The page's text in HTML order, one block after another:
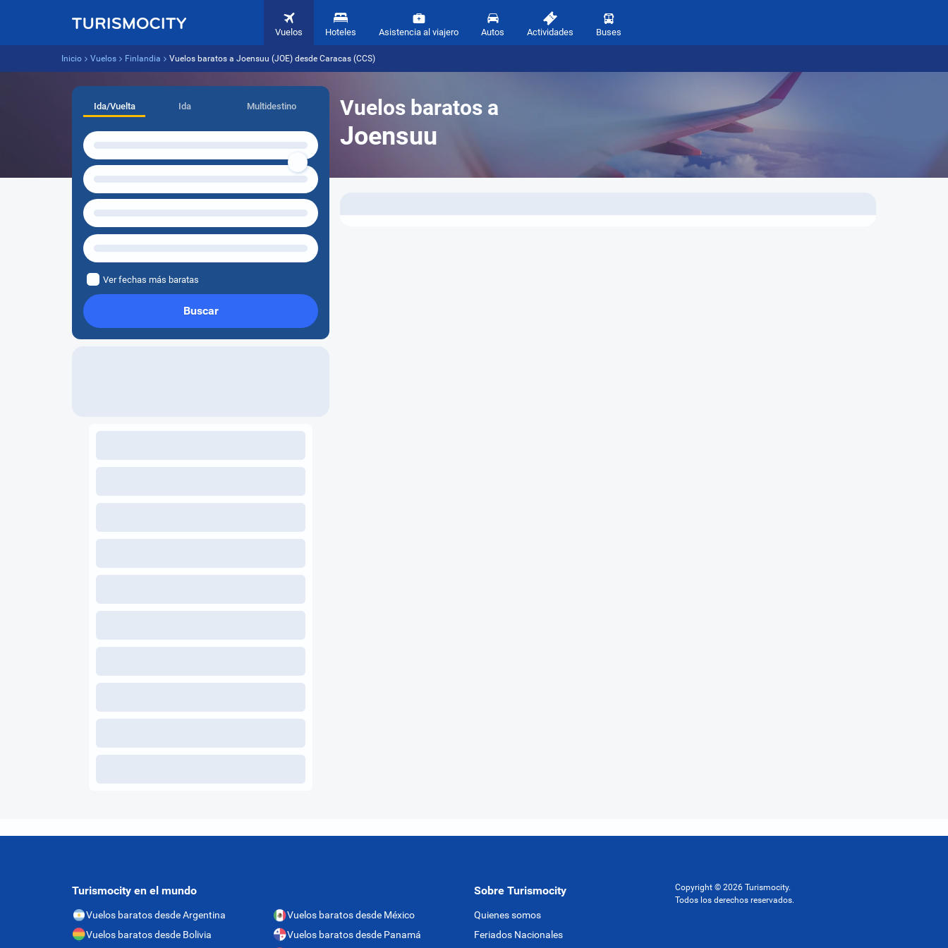
Vuelos Hoteles Asistencia al viajero Autos Actividades Buses
Inicio Vuelos Finlandia Vuelos baratos a Joensuu (JOE) desde Caracas (CCS)
Vuelos baratos a
Joensuu
Ida/Vuelta Ida Multidestino
Ver fechas más baratas
Buscar
Turismocity en el mundo
Vuelos baratos desde Argentina
Vuelos baratos desde Bolivia
Vuelos baratos desde México
Vuelos baratos desde Panamá
Sobre Turismocity
Quienes somos
Feriados Nacionales
Copyright © 2026 Turismocity.
Todos los derechos reservados.